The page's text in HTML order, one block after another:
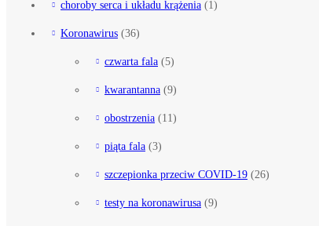
choroby serca i układu krążenia (1)
Koronawirus (36)
czwarta fala (5)
kwarantanna (9)
obostrzenia (11)
piąta fala (3)
szczepionka przeciw COVID-19 (26)
testy na koronawirusa (9)